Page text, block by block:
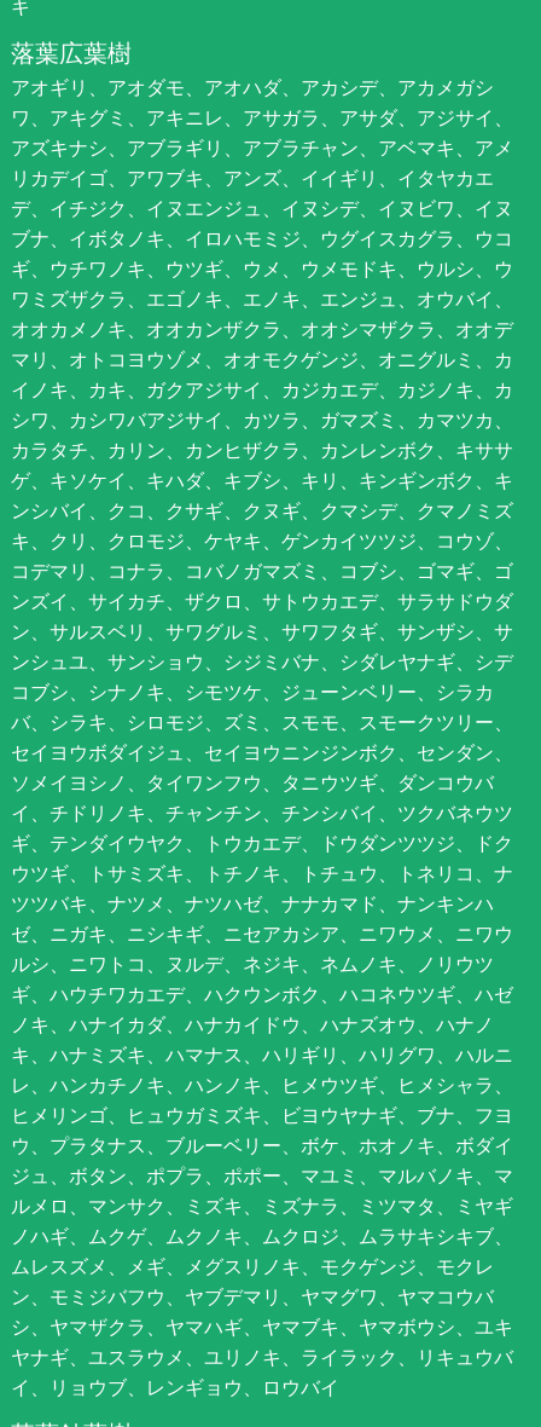
キ
落葉広葉樹
アオギリ、アオダモ、アオハダ、アカシデ、アカメガシ
ワ、アキグミ、アキニレ、アサガラ、アサダ、アジサイ、
アズキナシ、アブラギリ、アブラチャン、アベマキ、アメ
リカデイゴ、アワブキ、アンズ、イイギリ、イタヤカエ
デ、イチジク、イヌエンジュ、イヌシデ、イヌビワ、イヌ
ブナ、イボタノキ、イロハモミジ、ウグイスカグラ、ウコ
ギ、ウチワノキ、ウツギ、ウメ、ウメモドキ、ウルシ、ウ
ワミズザクラ、エゴノキ、エノキ、エンジュ、オウバイ、
オオカメノキ、オオカンザクラ、オオシマザクラ、オオデ
マリ、オトコヨウゾメ、オオモクゲンジ、オニグルミ、カ
イノキ、カキ、ガクアジサイ、カジカエデ、カジノキ、カ
シワ、カシワバアジサイ、カツラ、ガマズミ、カマツカ、
カラタチ、カリン、カンヒザクラ、カンレンボク、キササ
ゲ、キソケイ、キハダ、キブシ、キリ、キンギンボク、キ
ンシバイ、クコ、クサギ、クヌギ、クマシデ、クマノミズ
キ、クリ、クロモジ、ケヤキ、ゲンカイツツジ、コウゾ、
コデマリ、コナラ、コバノガマズミ、コブシ、ゴマギ、ゴ
ンズイ、サイカチ、ザクロ、サトウカエデ、サラサドウダ
ン、サルスベリ、サワグルミ、サワフタギ、サンザシ、サ
ンシュユ、サンショウ、シジミバナ、シダレヤナギ、シデ
コブシ、シナノキ、シモツケ、ジューンベリー、シラカ
バ、シラキ、シロモジ、ズミ、スモモ、スモークツリー、
セイヨウボダイジュ、セイヨウニンジンボク、センダン、
ソメイヨシノ、タイワンフウ、タニウツギ、ダンコウバ
イ、チドリノキ、チャンチン、チンシバイ、ツクバネウツ
ギ、テンダイウヤク、トウカエデ、ドウダンツツジ、ドク
ウツギ、トサミズキ、トチノキ、トチュウ、トネリコ、ナ
ツツバキ、ナツメ、ナツハゼ、ナナカマド、ナンキンハ
ゼ、ニガキ、ニシキギ、ニセアカシア、ニワウメ、ニワウ
ルシ、ニワトコ、ヌルデ、ネジキ、ネムノキ、ノリウツ
ギ、ハウチワカエデ、ハクウンボク、ハコネウツギ、ハゼ
ノキ、ハナイカダ、ハナカイドウ、ハナズオウ、ハナノ
キ、ハナミズキ、ハマナス、ハリギリ、ハリグワ、ハルニ
レ、ハンカチノキ、ハンノキ、ヒメウツギ、ヒメシャラ、
ヒメリンゴ、ヒュウガミズキ、ビヨウヤナギ、ブナ、フヨ
ウ、プラタナス、ブルーベリー、ボケ、ホオノキ、ボダイ
ジュ、ボタン、ポプラ、ポポー、マユミ、マルバノキ、マ
ルメロ、マンサク、ミズキ、ミズナラ、ミツマタ、ミヤギ
ノハギ、ムクゲ、ムクノキ、ムクロジ、ムラサキシキブ、
ムレスズメ、メギ、メグスリノキ、モクゲンジ、モクレ
ン、モミジバフウ、ヤブデマリ、ヤマグワ、ヤマコウバ
シ、ヤマザクラ、ヤマハギ、ヤマブキ、ヤマボウシ、ユキ
ヤナギ、ユスラウメ、ユリノキ、ライラック、リキュウバ
イ、リョウブ、レンギョウ、ロウバイ